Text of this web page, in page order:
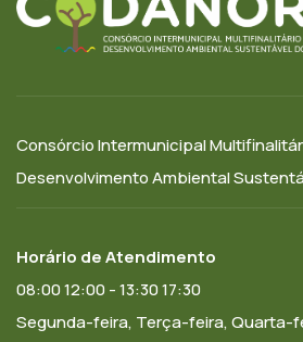
Consórcio Intermunicipal
Desenvolvimento Ambiental
Horário de Atendimento
08:00 12:00 - 13:30 17:30
Segunda-feira, Terça-feira, Quarta-